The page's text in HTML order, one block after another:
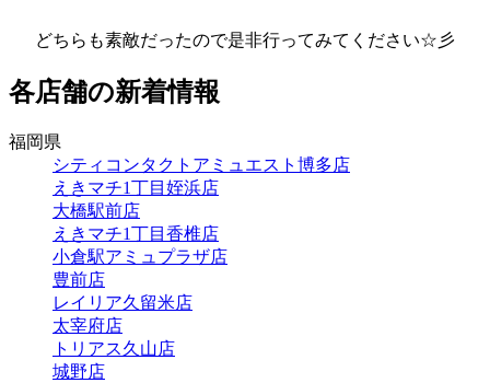
どちらも素敵だったので是非行ってみてください☆彡
各店舗の新着情報
福岡県
シティコンタクトアミュエスト博多店
えきマチ1丁目姪浜店
大橋駅前店
えきマチ1丁目香椎店
小倉駅アミュプラザ店
豊前店
レイリア久留米店
太宰府店
トリアス久山店
城野店